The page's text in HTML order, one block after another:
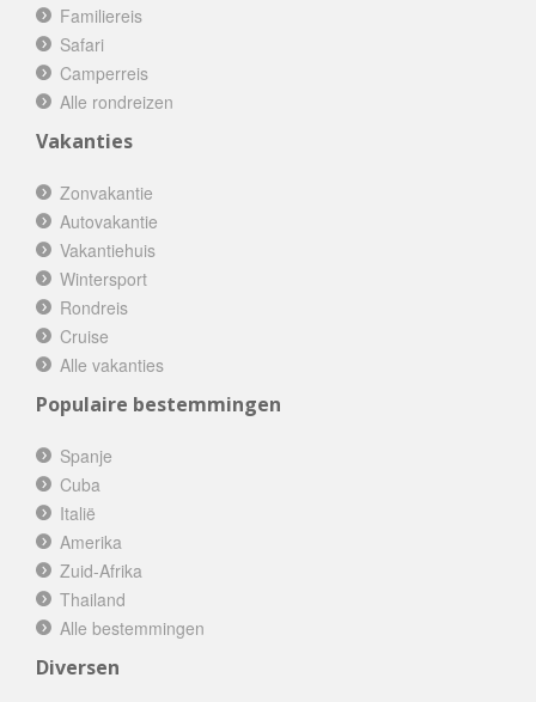
Familiereis
Safari
Camperreis
Alle rondreizen
Vakanties
Zonvakantie
Autovakantie
Vakantiehuis
Wintersport
Rondreis
Cruise
Alle vakanties
Populaire bestemmingen
Spanje
Cuba
Italië
Amerika
Zuid-Afrika
Thailand
Alle bestemmingen
Diversen